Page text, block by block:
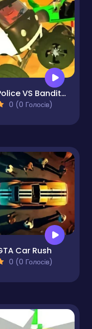
Police VS Bandits Monster Truck
0 (0 Голосів)
Car Rush
0 (0 Голосів)